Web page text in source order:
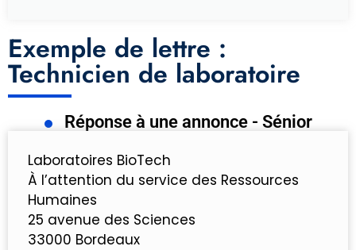
Exemple de lettre :
Technicien de laboratoire
Réponse à une annonce - Sénior
Laboratoires BioTech
À l’attention du service des Ressources
Humaines
25 avenue des Sciences
33000 Bordeaux